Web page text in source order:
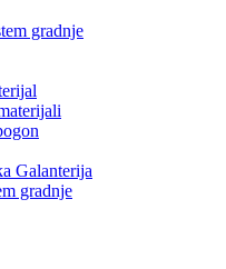
gradnje
Galanterija
gradnje